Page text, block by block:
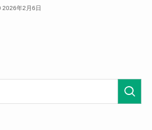
2026年2月6日